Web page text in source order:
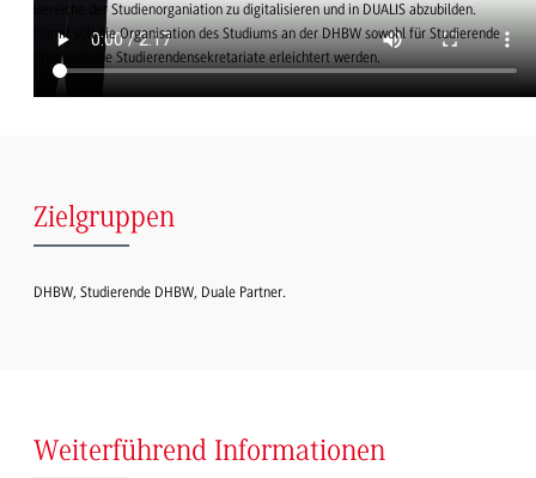
Bereiche der Studienorganiation zu digitalisieren und in DUALIS abzubilden.
Damit soll die Organisation des Studiums an der DHBW sowohl für Studierende
aber auch die Studierendensekretariate erleichtert werden.
Zielgruppen
DHBW, Studierende DHBW, Duale Partner.
Weiterführend Informationen